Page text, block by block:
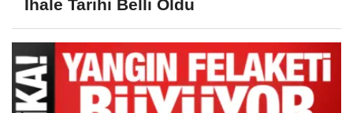
İhale Tarihi Belli Oldu